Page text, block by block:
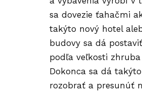
sa dovezie ťahačmi
takýto nový hotel
budovy sa dá
podľa veľkosti
Dokonca sa dá
rozobrať a presunúť